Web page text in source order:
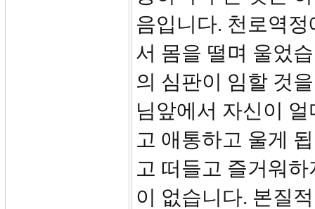
음입니다. 천로역
서 몸을 떨며 울었
의 심판이 임할 것
님앞에서 자신이
고 애통하고 울게
고 떠들고 즐거워
이 없습니다. 본질